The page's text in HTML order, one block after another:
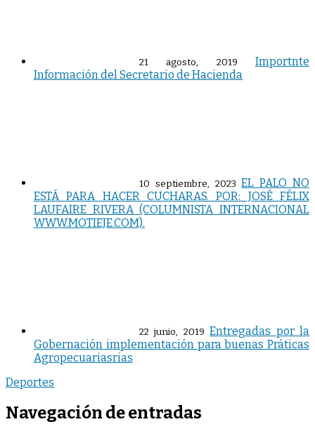
21 agosto, 2019
Importnte
Información del Secretario de Hacienda
10 septiembre, 2023 EL PALO NO
ESTÁ PARA HACER CUCHARAS. POR: JOSÉ FÉLIX
LAUFAIRE RIVERA (COLUMNISTA INTERNACIONAL
WWW.MOTIEJE.COM).
22 junio, 2019 Entregadas por la
Gobernación implementación para buenas Práticas
Agropecuariasrias
Deportes
Navegación de entradas